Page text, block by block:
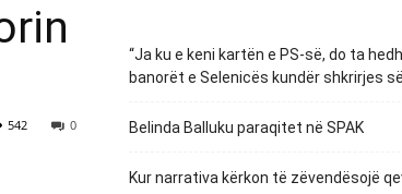
0
542
“Ja ku e keni kartën e PS-së, do ta
banorët e Selenicës kundër shkrirjes
Belinda Balluku paraqitet në SPAK
Kur narrativa kërkon të zëvendësojë